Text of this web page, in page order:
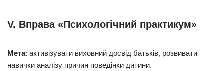
V. Вправа «Психологічний практикум»
Мета: активізувати виховний досвід батьків, розвивати
навички аналізу причин поведінки дитини.